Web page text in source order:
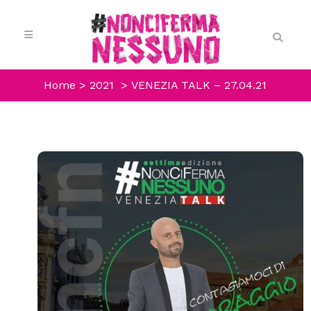
Home >2021 >VENEZIA TALK – 27.04.21